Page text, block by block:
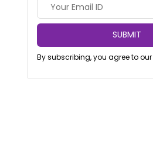
SUBMIT
By subscribing, you agree to our